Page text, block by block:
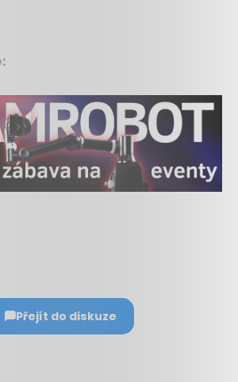
Přejít do diskuze